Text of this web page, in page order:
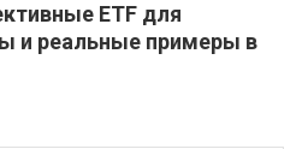
ETF для
и реальные примеры в